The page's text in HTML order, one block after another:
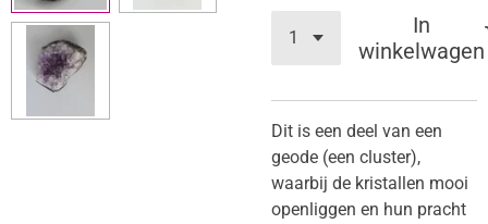
In
winkelwagen
Dit is een deel van een
geode (een cluster),
waarbij de kristallen mooi
openliggen en hun pracht